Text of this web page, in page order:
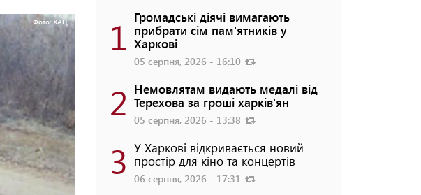
Фото: ХАЦ 1 Громадські діячі вимагають
прибрати сім пам'ятників у
Харкові
05 серпня, 2026 - 16:10
2 Немовлятам видають медалі від
Терехова за гроші харків'ян
05 серпня, 2026 - 13:38
3 У Харкові відкривається новий
простір для кіно та концертів
06 серпня, 2026 - 17:31